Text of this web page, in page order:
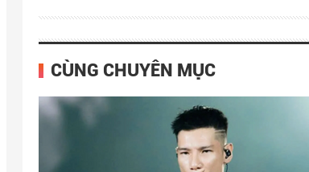
CÙNG CHUYÊN MỤC